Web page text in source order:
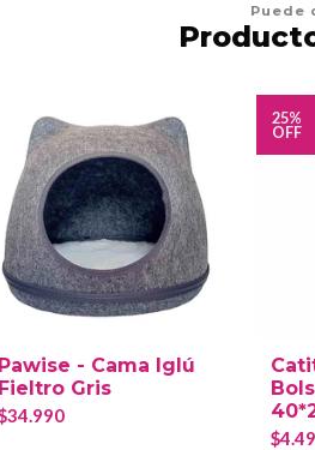
Puede
Pawise - Cama Iglú
Fieltro Gris
25%
OFF